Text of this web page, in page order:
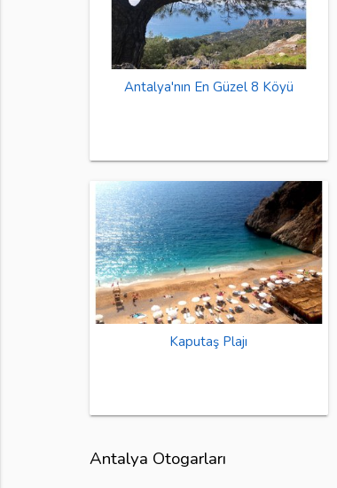
Antalya'nın En Güzel 8 Köyü
Kaputaş Plajı
Antalya Otogarları